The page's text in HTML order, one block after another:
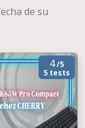
de su
4/5
5 tests